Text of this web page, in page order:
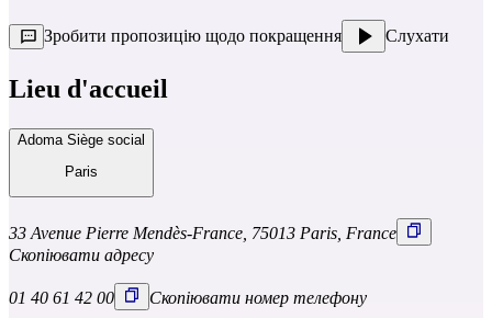
Зробити пропозицію щодо покращення Слухати
Lieu d'accueil
Adoma Siège social
Paris
33 Avenue Pierre Mendès-France, 75013 Paris, France
Скопіювати адресу
01 40 61 42 00 Скопіювати номер телефону